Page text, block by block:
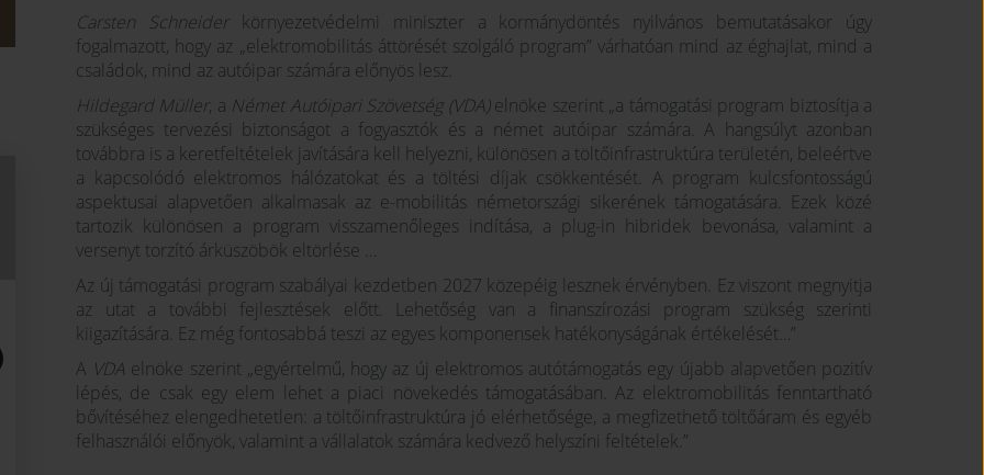
Carsten Schneiderkörnyezetvédelmi miniszter a kormánydöntés nyilvános bemutatásakor úgy
fogalmazott, hogy az „elektromobilitás áttörését szolgáló program” várhatóan mind az éghajlat, mind a
családok, mind az autóipar számára előnyös lesz.
Hildegard Müller, a Német Autóipari Szövetség (VDA)elnöke szerint „a támogatási program biztosítja a
szükséges tervezési biztonságot a fogyasztók és a német autóipar számára. A hangsúlyt azonban
továbbra is a keretfeltételek javítására kell helyezni, különösen a töltőinfrastruktúra területén, beleértve
a kapcsolódó elektromos hálózatokat és a töltési díjak csökkentését. A program kulcsfontosságú
aspektusai alapvetően alkalmasak az e-mobilitás németországi sikerének támogatására. Ezek közé
tartozik különösen a program visszamenőleges indítása, a plug-in hibridek bevonása, valamint a
versenyt torzító árküszöbök eltörlése …
Az új támogatási program szabályai kezdetben 2027 közepéig lesznek érvényben. Ez viszont megnyitja
az utat a további fejlesztések előtt. Lehetőség van a finanszírozási program szükség szerinti
kiigazítására. Ez még fontosabbá teszi az egyes komponensek hatékonyságának értékelését…”
A VDA elnöke szerint „egyértelmű, hogy az új elektromos autótámogatás egy újabb alapvetően pozitív
lépés, de csak egy elem lehet a piaci növekedés támogatásában. Az elektromobilitás fenntartható
bővítéséhez elengedhetetlen: a töltőinfrastruktúra jó elérhetősége, a megfizethető töltőáram és egyéb
felhasználói előnyök, valamint a vállalatok számára kedvező helyszíni feltételek.”